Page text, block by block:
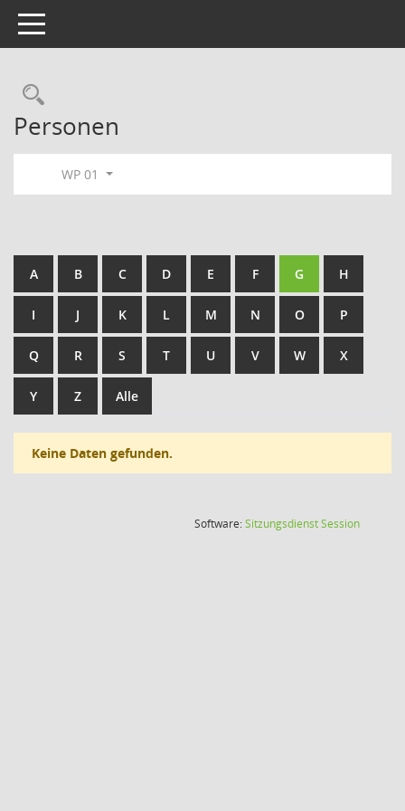
Toggle navigation
Rechercheauswahl
Personen
WP 01
A B C D E F G H
I J K L M N O P
Q R S T U V W X
Y Z Alle
Keine Daten gefunden.
Software:SitzungsdienstSession(Wird in